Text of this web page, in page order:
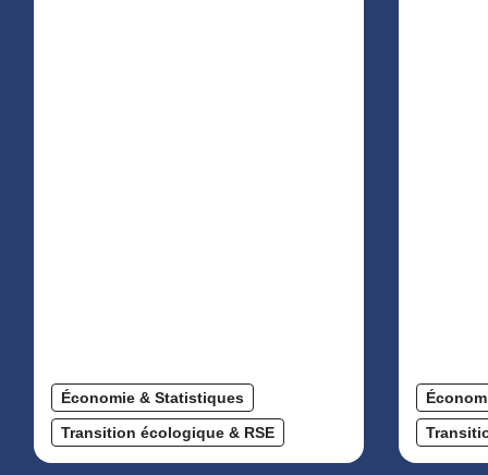
Économie & Statistiques
Transition écologique & RSE